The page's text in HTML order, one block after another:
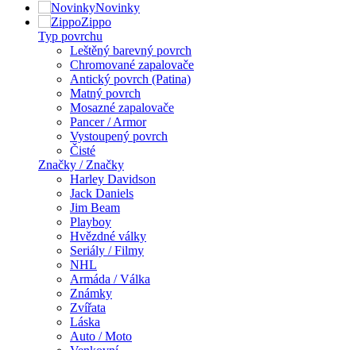
Novinky
Zippo
Typ povrchu
Leštěný barevný povrch
Chromované zapalovače
Antický povrch (Patina)
Matný povrch
Mosazné zapalovače
Pancer / Armor
Vystoupený povrch
Čisté
Značky / Značky
Harley Davidson
Jack Daniels
Jim Beam
Playboy
Hvězdné války
Seriály / Filmy
NHL
Armáda / Válka
Známky
Zvířata
Láska
Auto / Moto